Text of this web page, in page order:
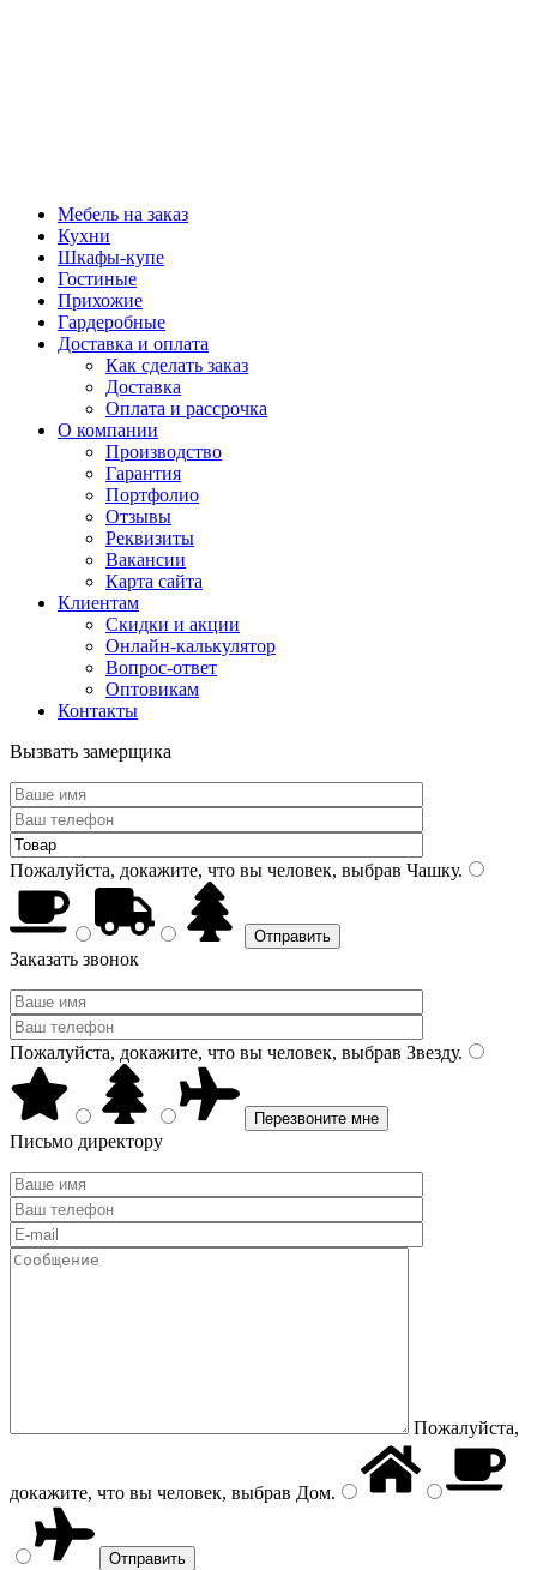
Мебель на заказ
Кухни
Шкафы-купе
Гостиные
Прихожие
Гардеробные
Доставка и оплата
Как сделать заказ
Доставка
Оплата и рассрочка
О компании
Производство
Гарантия
Портфолио
Отзывы
Реквизиты
Вакансии
Карта сайта
Клиентам
Скидки и акции
Онлайн-калькулятор
Вопрос-ответ
Оптовикам
Контакты
Вызвать замерщика
Пожалуйста, докажите, что вы человек, выбрав Чашку.
Заказать звонок
Пожалуйста, докажите, что вы человек, выбрав Звезду.
Письмо директору
Пожалуйста,
докажите, что вы человек, выбрав Дом.